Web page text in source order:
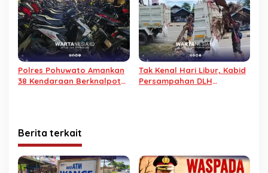
Polres Pohuwato Amankan
38 Kendaraan Berknalpot
Tak Kenal Hari Libur, Kabid
Persampahan DLH
Berita terkait